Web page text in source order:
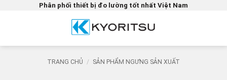
dung
Phân phối thiết bị đo lường tốt nhất Việt Nam
TRANG CHỦ / SẢN PHẨM NGƯNG SẢN XUẤT